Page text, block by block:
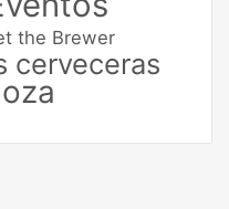
the Brewer
cerveceras